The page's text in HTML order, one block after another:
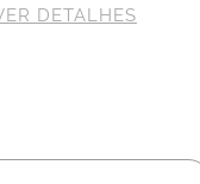
DETALHES